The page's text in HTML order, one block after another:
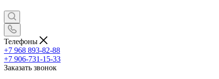
Телефоны
+7 968 893-82-88
+7 906-731-15-33
Заказать звонок